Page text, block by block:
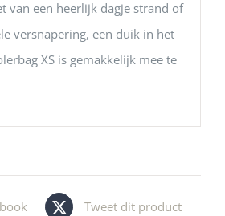
van een heerlijk dagje strand of
versnapering, een duik in het
XS is gemakkelijk mee te
Tweet dit product